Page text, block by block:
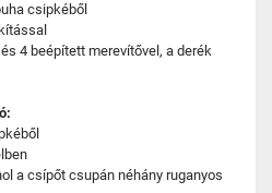
csipkéből
4 beépített merevítővel, a derék
a csípőt csupán néhány ruganyos